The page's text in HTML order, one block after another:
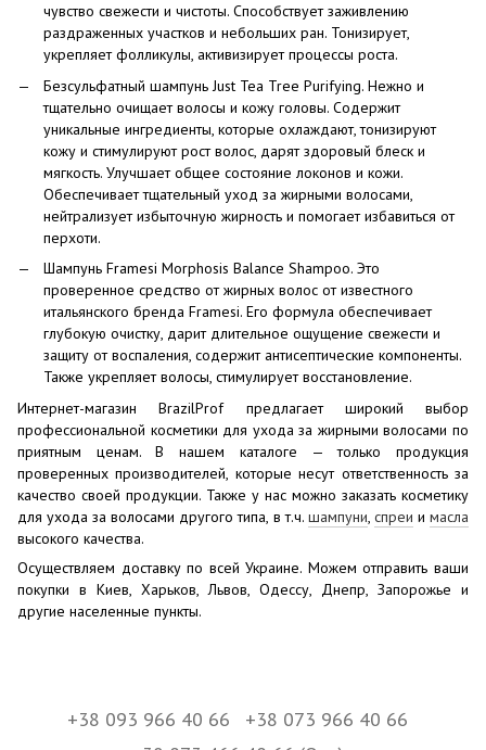
чувство свежести и чистоты. Способствует заживлению
раздраженных участков и небольших ран. Тонизирует,
укрепляет фолликулы, активизирует процессы роста.
Безсульфатный шампунь Just Tea Tree Purifying. Нежно и
тщательно очищает волосы и кожу головы. Содержит
уникальные ингредиенты, которые охлаждают, тонизируют
кожу и стимулируют рост волос, дарят здоровый блеск и
мягкость. Улучшает общее состояние локонов и кожи.
Обеспечивает тщательный уход за жирными волосами,
нейтрализует избыточную жирность и помогает избавиться от
перхоти.
Шампунь Framesi Morphosis Balance Shampoo. Это
проверенное средство от жирных волос от известного
итальянского бренда Framesi. Его формула обеспечивает
глубокую очистку, дарит длительное ощущение свежести и
защиту от воспаления, содержит антисептические компоненты.
Также укрепляет волосы, стимулирует восстановление.
Интернет-магазин BrazilProf предлагает широкий выбор
профессиональной косметики для ухода за жирными волосами по
приятным ценам. В нашем каталоге — только продукция
проверенных производителей, которые несут ответственность за
качество своей продукции. Также у нас можно заказать косметику
для ухода за волосами другого типа, в т.ч. шампуни спреи имасла
высокого качества.
Осуществляем доставку по всей Украине. Можем отправить ваши
покупки в Киев, Харьков, Львов, Одессу, Днепр, Запорожье и
другие населенные пункты.
+38 093 966 40 66
+38 073 966 40 66